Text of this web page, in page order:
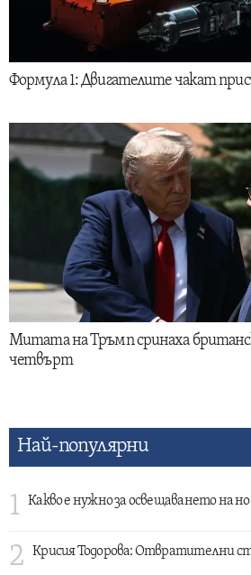
Формула 1: Двигателите чакат
Митата на Тръмп сринаха
четвърт
Най-популярни
1 Какво е нужно за освещаването на
2 Крисия Тодорова: Отвратителни